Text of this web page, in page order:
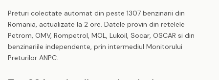
Preturi colectate automat din peste 1307 benzinarii din
Romania, actualizate la 2 ore. Datele provin din retelele
Petrom, OMV, Rompetrol, MOL, Lukoil, Socar, OSCAR si din
benzinariile independente, prin intermediul Monitorului
Preturilor ANPC.